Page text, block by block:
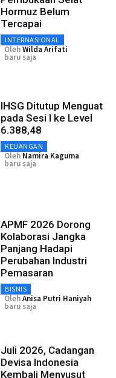
Hormuz Belum
Tercapai
INTERNASIONAL
OlehWilda Arifati
baru saja
IHSG Ditutup Menguat
pada Sesi I ke Level
6.388,48
KEUANGAN
Oleh Namira Kaguma
baru saja
APMF 2026 Dorong
Kolaborasi Jangka
Panjang Hadapi
Perubahan Industri
Pemasaran
BISNIS
OlehAnisa Putri Haniyah
baru saja
Juli 2026, Cadangan
Devisa Indonesia
Kembali Menyusut